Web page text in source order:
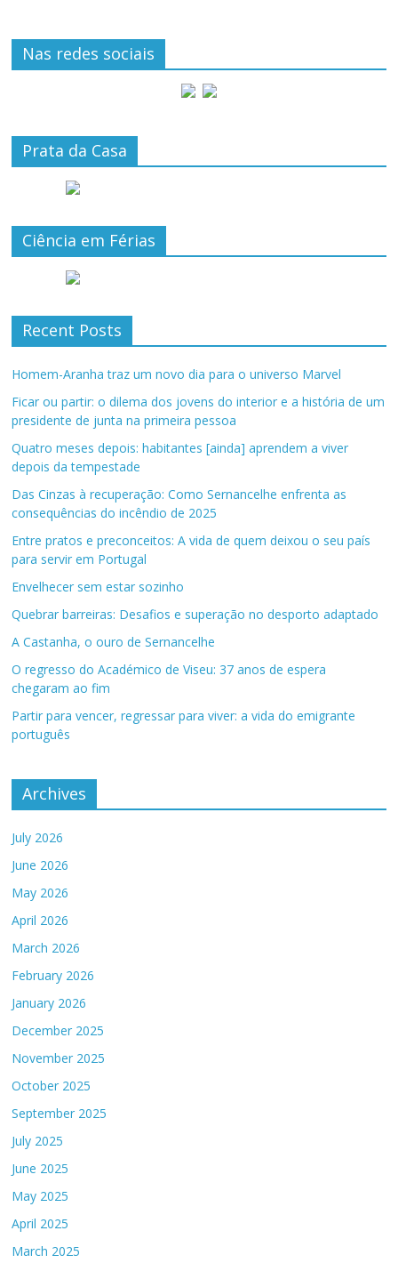
Nas redes sociais
Prata da Casa
Ciência em Férias
Recent Posts
Homem-Aranha traz um novo dia para o universo Marvel
Ficar ou partir: o dilema dos jovens do interior e a história de um
presidente de junta na primeira pessoa
Quatro meses depois: habitantes [ainda] aprendem a viver
depois da tempestade
Das Cinzas à recuperação: Como Sernancelhe enfrenta as
consequências do incêndio de 2025
Entre pratos e preconceitos: A vida de quem deixou o seu país
para servir em Portugal
Envelhecer sem estar sozinho
Quebrar barreiras: Desafios e superação no desporto adaptado
A Castanha, o ouro de Sernancelhe
O regresso do Académico de Viseu: 37 anos de espera
chegaram ao fim
Partir para vencer, regressar para viver: a vida do emigrante
português
Archives
July 2026
June 2026
May 2026
April 2026
March 2026
February 2026
January 2026
December 2025
November 2025
October 2025
September 2025
July 2025
June 2025
May 2025
April 2025
March 2025